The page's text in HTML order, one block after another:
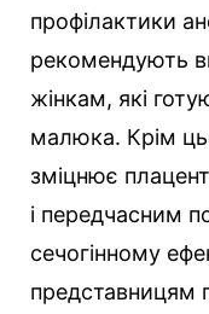
профілактики
рекомендують
жінкам, які
малюка. Крім
зміцнює
і передчасним
сечогінному
представницям